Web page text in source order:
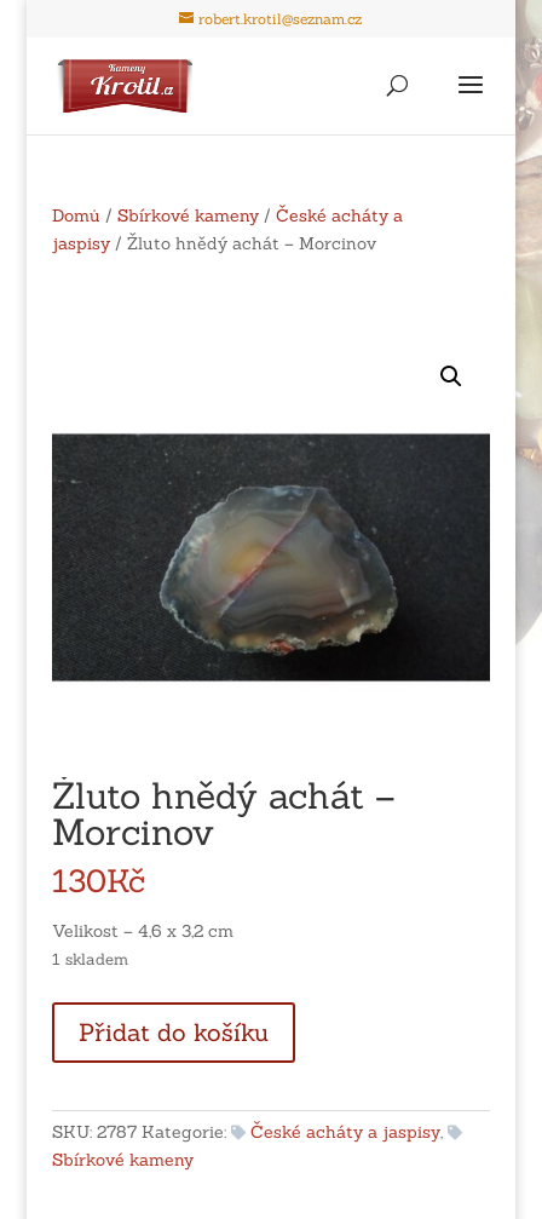
robert.krotil@seznam.cz
Domů / Sbírkové kameny/ České acháty a
jaspisy/ Žluto hnědý achát – Morcinov
Žluto hnědý achát –
Morcinov
130Kč
Velikost – 4,6 x 3,2 cm
1 skladem
hnědý
achát
Morcinov
množství
Přidat do košíku
SKU: 2787 Kategorie: České acháty a jaspisy,
Sbírkové kameny